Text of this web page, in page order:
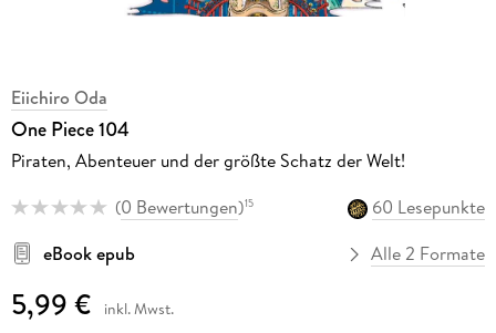
Eiichiro Oda
One Piece 104
Piraten, Abenteuer und der größte Schatz der Welt!
(0 Bewertungen)15
60 Lesepunkte
eBook epub
Alle 2 Formate
5,99 € inkl. Mwst.